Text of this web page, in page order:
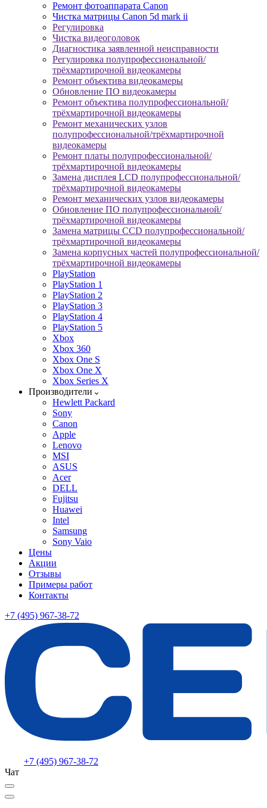
Ремонт фотоаппарата Canon
Чистка матрицы Canon 5d mark ii
Регулировка
Чистка видеоголовок
Диагностика заявленной неисправности
Регулировка полупрофессиональной/
трёхмартирочной видеокамеры
Ремонт объектива видеокамеры
Обновление ПО видеокамеры
Ремонт объектива полупрофессиональной/
трёхмартирочной видеокамеры
Ремонт механических узлов
полупрофессиональной/трёхмартирочной
видеокамеры
Ремонт платы полупрофессиональной/
трёхмартирочной видеокамеры
Замена дисплея LCD полупрофессиональной/
трёхмартирочной видеокамеры
Ремонт механических узлов видеокамеры
Обновление ПО полупрофессиональной/
трёхмартирочной видеокамеры
Замена матрицы CCD полупрофессиональной/
трёхмартирочной видеокамеры
Замена корпусных частей полупрофессиональной/
трёхмартирочной видеокамеры
PlayStation
PlayStation 1
PlayStation 2
PlayStation 3
PlayStation 4
PlayStation 5
Xbox
Xbox 360
Xbox One S
Xbox One X
Xbox Series X
Производители
Hewlett Packard
Sony
Canon
Apple
Lenovo
MSI
ASUS
Acer
DELL
Fujitsu
Huawei
Intel
Samsung
Sony Vaio
Цены
Акции
Отзывы
Примеры работ
Контакты
+7 (495) 967-38-72
+7 (495) 967-38-72
Чат